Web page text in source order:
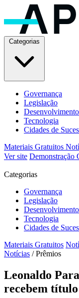
Governança
Legislação
Tecnologia
Cidades de
Materiais Gratuitos
Ver site Demonstração
Categorias
Governança
Legislação
Tecnologia
Cidades de
Materiais Gratuitos
Notícias / Prêmios
Leonaldo
recebem